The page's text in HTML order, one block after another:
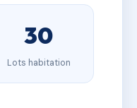
30
Lots habitation